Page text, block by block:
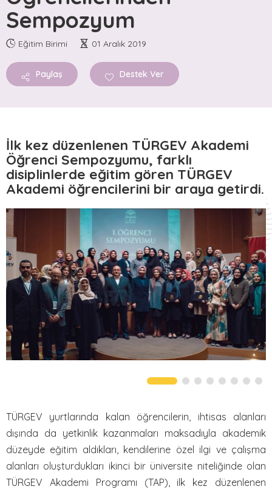
GÜZEL İŞLER FABRİKASI
GİF Vezneciler
GİF Safveti Paşa
GİF Silopi
AKTÜEL
Haberler
Yayınlar
GALERİLER
Fotoğraf Galerisi
Video Galeri
İLETİŞİM
Sempozyum
Eğitim Birimi 01 Aralık 2019
Paylaş Destek Ver
İlk kez düzenlenen TÜRGEV Akademi
Öğrenci Sempozyumu, farklı
disiplinlerde eğitim gören TÜRGEV
Akademi öğrencilerini bir araya getirdi.
TÜRGEV yurtlarında kalan öğrencilerin, ihtisas alanları
dışında da yetkinlik kazanmaları maksadıyla akademik
düzeyde eğitim aldıkları, kendilerine özel ilgi ve çalışma
alanları oluşturdukları ikinci bir üniversite niteliğinde olan
TÜRGEV Akademi Programı (TAP), ilk kez düzenlenen